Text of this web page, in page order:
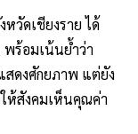
วัดเชียงราย ได้
ร้อมเน้นย้ำว่า
สดงศักยภาพ แต่ยัง
ห้สังคมเห็นคุณค่า